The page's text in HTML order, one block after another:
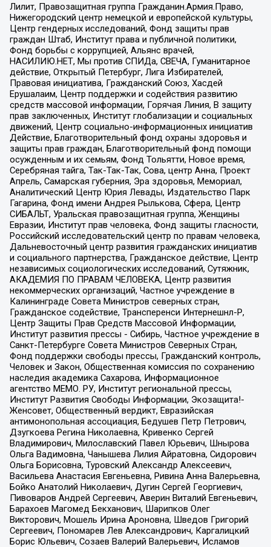
Лилит, Правозащитная группа Гражданин.Армия.Право,
Нижегородский центр немецкой и европейской культуры,
Центр гендерных исследований, Фонд защиты прав
граждан Штаб, Институт права и публичной политики,
Фонд борьбы с коррупцией, Альянс врачей,
НАСИЛИЮ.НЕТ, Мы против СПИДа, СВЕЧА, Гуманитарное
действие, Открытый Петербург, Лига Избирателей,
Правовая инициатива, Гражданский Союз, Хасдей
Ерушалаим, Центр поддержки и содействия развитию
средств массовой информации, Горячая Линия, В защиту
прав заключенных, Институт глобализации и социальных
движений, Центр социально-информационных инициатив
Действие, Благотворительный фонд охраны здоровья и
защиты прав граждан, Благотворительный фонд помощи
осужденным и их семьям, Фонд Тольятти, Новое время,
Серебряная тайга, Так-Так-Так, Сова, центр Анна, Проект
Апрель, Самарская губерния, Эра здоровья, Мемориал,
Аналитический Центр Юрия Левады, Издательство Парк
Гагарина, Фонд имени Андрея Рылькова, Сфера, Центр
СИБАЛЬТ, Уральская правозащитная группа, Женщины
Евразии, Институт прав человека, Фонд защиты гласности,
Российский исследовательский центр по правам человека,
Дальневосточный центр развития гражданских инициатив
и социального партнерства, Гражданское действие, Центр
независимых социологических исследований, Сутяжник,
АКАДЕМИЯ ПО ПРАВАМ ЧЕЛОВЕКА, Центр развития
некоммерческих организаций, Частное учреждение в
Калининграде Совета Министров северных стран,
Гражданское содействие, Трансперенси Интернешнл-Р,
Центр Защиты Прав Средств Массовой Информации,
Институт развития прессы - Сибирь, Частное учреждение в
Санкт-Петербурге Совета Министров Северных Стран,
Фонд поддержки свободы прессы, Гражданский контроль,
Человек и Закон, Общественная комиссия по сохранению
наследия академика Сахарова, Информационное
агентство МЕМО. РУ, Институт региональной прессы,
Институт Развития Свободы Информации, Экозащита!-
Женсовет, Общественный вердикт, Евразийская
антимонопольная ассоциация, Бедушев Петр Петрович,
Дзугкоева Регина Николаевна, Кривенко Сергей
Владимирович, Милославский Павел Юрьевич, Шнырова
Ольга Вадимовна, Чанышева Лилия Айратовна, Сидорович
Ольга Борисовна, Туровский Александр Алексеевич,
Васильева Анастасия Евгеньевна, Ривина Анна Валерьевна,
Бойко Анатолий Николаевич, Дугин Сергей Георгиевич,
Пивоваров Андрей Сергеевич, Аверин Виталий Евгеньевич,
Барахоев Магомед Бекханович, Шарипков Олег
Викторович, Мошель Ирина Ароновна, Шведов Григорий
Сергеевич, Пономарев Лев Александрович, Каргалицкий
Борис Юльевич, Созаев Валерий Валерьевич, Исламов